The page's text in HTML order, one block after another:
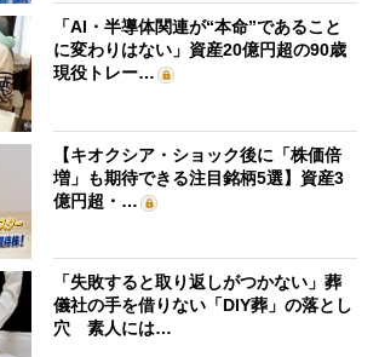
「AI・半導体関連が“本命”であること
に変わりはない」資産20億円超の90歳
現役トレー…
【キオクシア・ショック後に「株価倍
増」も期待できる注目銘柄5選】資産3
億円超・…
「失敗すると取り返しがつかない」葬
儀社の手を借りない「DIY葬」の落とし
穴 素人には…